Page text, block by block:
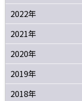
2022年
2021年
2020年
2019年
2018年